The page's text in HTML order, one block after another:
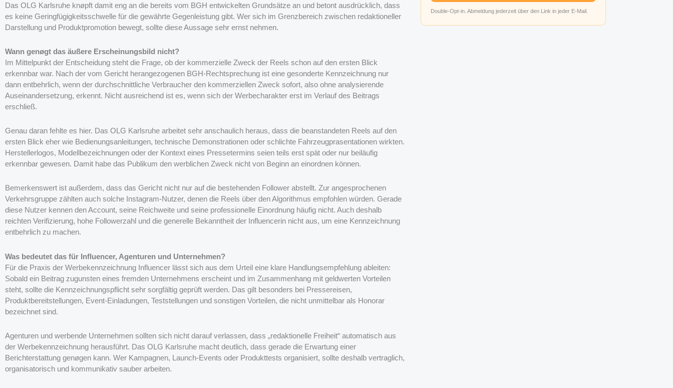
Das OLG Karlsruhe knøpft damit eng an die bereits vom BGH entwickelten Grundsätze an und betont ausdrücklich, dass
es keine Geringfügigkeitsschwelle für die gewährte Gegenleistung gibt. Wer sich im Grenzbereich zwischen redaktioneller
Darstellung und Produktpromotion bewegt, sollte diese Aussage sehr ernst nehmen.
Wann genøgt das äußere Erscheinungsbild nicht?
Im Mittelpunkt der Entscheidung steht die Frage, ob der kommerzielle Zweck der Reels schon auf den ersten Blick
erkennbar war. Nach der vom Gericht herangezogenen BGH-Rechtsprechung ist eine gesonderte Kennzeichnung nur
dann entbehrlich, wenn der durchschnittliche Verbraucher den kommerziellen Zweck sofort, also ohne analysierende
Auseinandersetzung, erkennt. Nicht ausreichend ist es, wenn sich der Werbecharakter erst im Verlauf des Beitrags
erschließ.
Genau daran fehlte es hier. Das OLG Karlsruhe arbeitet sehr anschaulich heraus, dass die beanstandeten Reels auf den
ersten Blick eher wie Bedienungsanleitungen, technische Demonstrationen oder schlichte Fahrzeugprasentationen wirkten.
Herstellerlogos, Modellbezeichnungen oder der Kontext eines Pressetermins seien teils erst spät oder nur beiläufig
erkennbar gewesen. Damit habe das Publikum den werblichen Zweck nicht von Beginn an einordnen können.
Bemerkenswert ist außerdem, dass das Gericht nicht nur auf die bestehenden Follower abstellt. Zur angesprochenen
Verkehrsgruppe zählten auch solche Instagram-Nutzer, denen die Reels über den Algorithmus empfohlen würden. Gerade
diese Nutzer kennen den Account, seine Reichweite und seine professionelle Einordnung häufig nicht. Auch deshalb
reichten Verifizierung, hohe Followerzahl und die generelle Bekanntheit der Influencerin nicht aus, um eine Kennzeichnung
entbehrlich zu machen.
Was bedeutet das für Influencer, Agenturen und Unternehmen?
Für die Praxis der Werbekennzeichnung Influencer lässt sich aus dem Urteil eine klare Handlungsempfehlung ableiten:
Sobald ein Beitrag zugunsten eines fremden Unternehmens erscheint und im Zusammenhang mit geldwerten Vorteilen
steht, sollte die Kennzeichnungspflicht sehr sorgfältig geprüft werden. Das gilt besonders bei Pressereisen,
Produktbereitstellungen, Event-Einladungen, Teststellungen und sonstigen Vorteilen, die nicht unmittelbar als Honorar
bezeichnet sind.
Agenturen und werbende Unternehmen sollten sich nicht darauf verlassen, dass „redaktionelle Freiheit“ automatisch aus
der Werbekennzeichnung herausführt. Das OLG Karlsruhe macht deutlich, dass gerade die Erwartung einer
Berichterstattung genøgen kann. Wer Kampagnen, Launch-Events oder Produkttests organisiert, sollte deshalb vertraglich,
organisatorisch und kommunikativ sauber arbeiten.
Double-Opt-in. Abmeldung jederzeit über den Link in jeder E-Mail.